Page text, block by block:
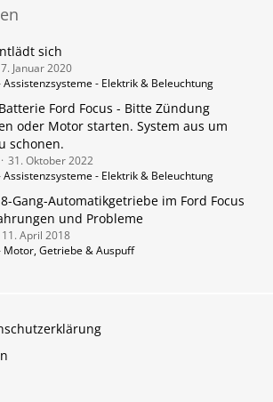
sich
Januar 2020
Assistenzsysteme - Elektrik & Beleuchtung
Ford Focus - Bitte Zündung
oder Motor starten. System aus um
schonen.
31. Oktober 2022
Assistenzsysteme - Elektrik & Beleuchtung
Gang-Automatikgetriebe im Ford Focus
und Probleme
11. April 2018
Motor, Getriebe & Auspuff